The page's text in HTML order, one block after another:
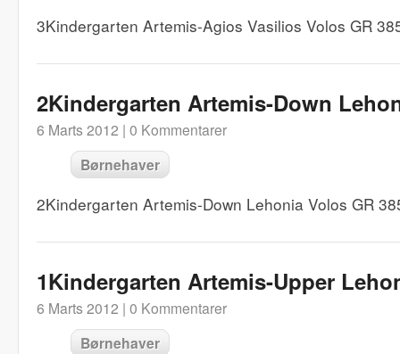
3Kindergarten Artemis-Agios Vasilios Volos GR
2Kindergarten Artemis-Down
6 Marts 2012 | 0 Kommentarer
Børnehaver
2Kindergarten Artemis-Down Lehonia Volos GR
1Kindergarten Artemis-Upper
6 Marts 2012 | 0 Kommentarer
Børnehaver